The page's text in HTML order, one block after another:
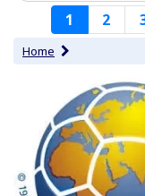
Paginering
1 2
Home